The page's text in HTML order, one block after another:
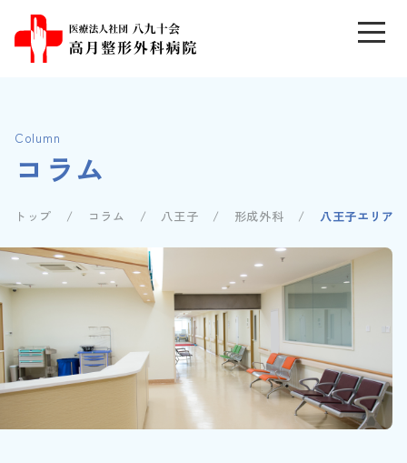
Column
コラム
トップ コラム 八王子 形成外科 八王子エリア